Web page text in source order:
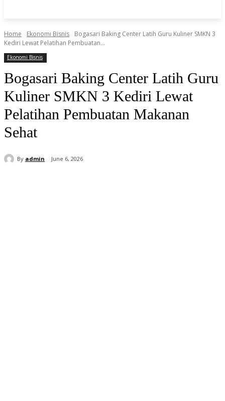
Home Ekonomi Bisnis
Bogasari Baking Center Latih Guru Kuliner SMKN 3
Kediri Lewat Pelatihan Pembuatan...
Ekonomi Bisnis
Bogasari Baking Center Latih Guru
Kuliner SMKN 3 Kediri Lewat
Pelatihan Pembuatan Makanan
Sehat
By admin June 6, 2026